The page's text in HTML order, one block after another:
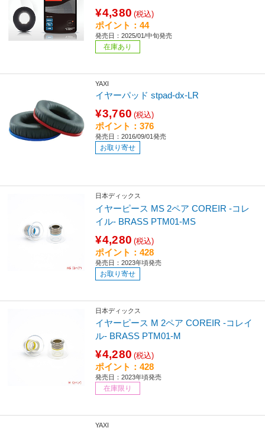
¥4,380 (税込)
ポイント：44
発売日：2025/01/中旬発売
在庫あり
YAXI
イヤーパッド stpad-dx-LR
¥3,760 (税込)
ポイント：376
発売日：2016/09/01発売
お取り寄せ
日本ディックス
イヤーピース MS 2ペア COREIR -コレ
イル- BRASS PTM01-MS
¥4,280 (税込)
ポイント：428
発売日：2023年頃発売
お取り寄せ
日本ディックス
イヤーピース M 2ペア COREIR -コレイ
ル- BRASS PTM01-M
¥4,280 (税込)
ポイント：428
発売日：2023年頃発売
在庫限り
YAXI